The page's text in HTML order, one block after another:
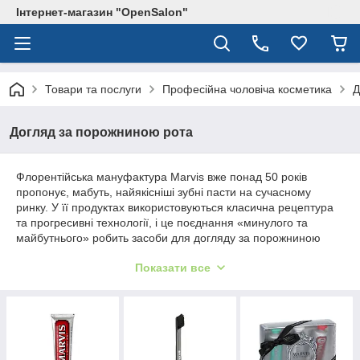
Інтернет-магазин "OpenSalon"
Товари та послуги Професійна чоловіча косметика
Догляд за порожниною рота
Флорентійська мануфактура Marvis вже понад 50 років
пропонує, мабуть, найякісніші зубні пасти на сучасному
ринку. У її продуктах використовуються класична рецептура
та прогресивні технології, і це поєднання «минулого та
майбутнього» робить засоби для догляду за порожниною
спеціальним інгредієнтам зубні пасти Marvis мають стійкий
Бренд Marvis був заснований у середині минулого століття як
сімейна мануфактура, проте досить швидко зарекомендував
себе як виробника по-справжньому ефективних та якісних
Показати все